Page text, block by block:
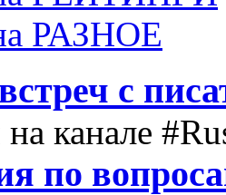
РАЗНОЕ
с
канале
по